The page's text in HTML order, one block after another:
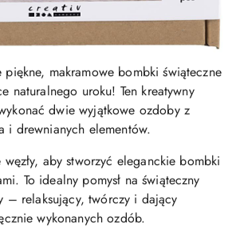
piękne, makramowe bombki świąteczne
naturalnego uroku! Ten kreatywny
dwie wyjątkowe ozdoby z
i drewnianych elementów.
aby stworzyć eleganckie bombki
To idealny pomysł na świąteczny
– relaksujący, twórczy i dający
wykonanych ozdób.